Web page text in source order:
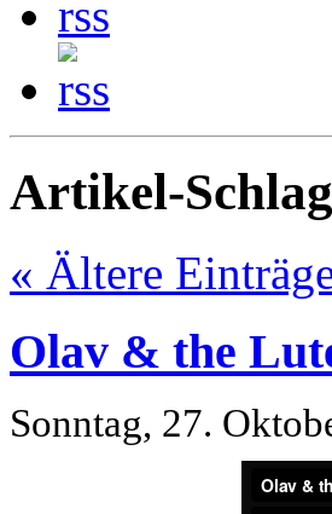
Artikel-
« Ältere
Olav & the
Sonntag, 27.